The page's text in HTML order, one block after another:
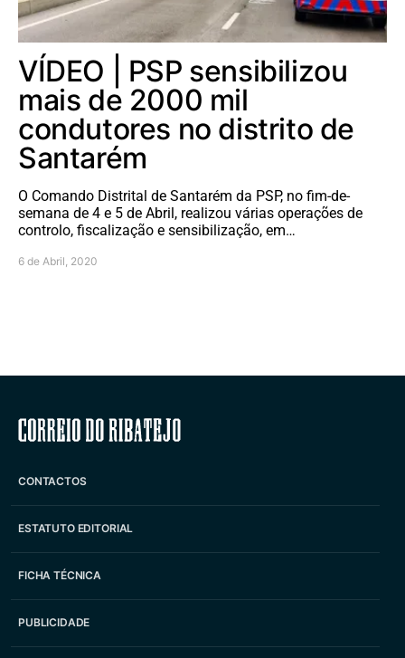
VÍDEO | PSP sensibilizou
mais de 2000 mil
condutores no distrito de
Santarém
O Comando Distrital de Santarém da PSP, no fim-de-
semana de 4 e 5 de Abril, realizou várias operações de
controlo, fiscalização e sensibilização, em…
6 de Abril, 2020
Correio do Ribatejo
CONTACTOS
ESTATUTO EDITORIAL
FICHA TÉCNICA
PUBLICIDADE